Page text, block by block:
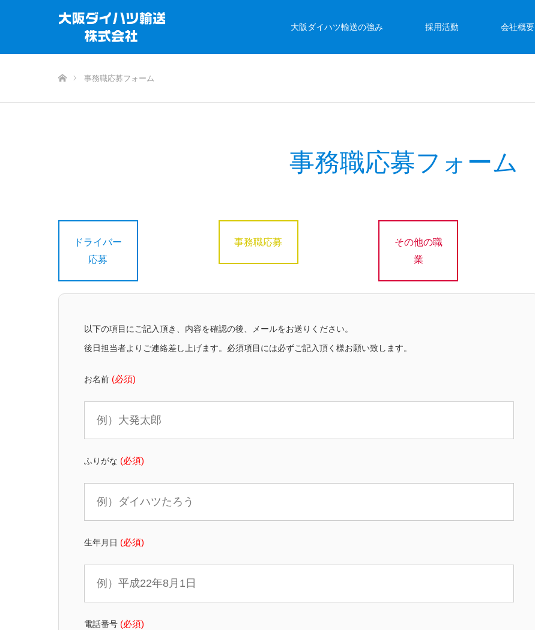
大阪ダイハツ輸送の強み 採用活動 会社概要
事務職応募フォーム
事務職応募フォーム
ドライバー
応募
事務職応募
その他の職
業
以下の項目にご記入頂き、内容を確認の後、メールをお送りください。
後日担当者よりご連絡差し上げます。必須項目には必ずご記入頂く様お願い致します。
お名前 (必須)
ふりがな (必須)
生年月日 (必須)
電話番号 (必須)